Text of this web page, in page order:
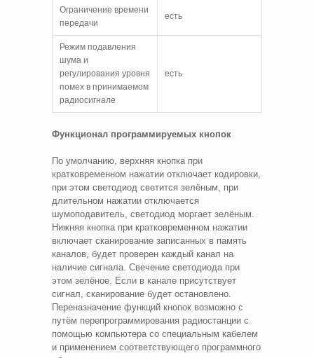
Ограничение времени
передачи
есть
Режим подавления
шума и
регулирования уровня
помех в принимаемом
радиосигнале
есть
Функционал программируемых кнопок
По умолчанию, верхняя кнопка при
кратковременном нажатии отключает кодировки,
при этом светодиод светится зелёным, при
длительном нажатии отключается
шумоподавитель, светодиод моргает зелёным.
Нижняя кнопка при кратковременном нажатии
включает сканирование записанных в память
каналов, будет проверен каждый канал на
наличие сигнала. Свечение светодиода при
этом зелёное. Если в канале присутствует
сигнал, сканирование будет остановлено.
Переназначение функций кнопок возможно с
путём перепрограммирования радиостанции с
помощью компьютера со специальным кабелем
и применением соответствующего программного